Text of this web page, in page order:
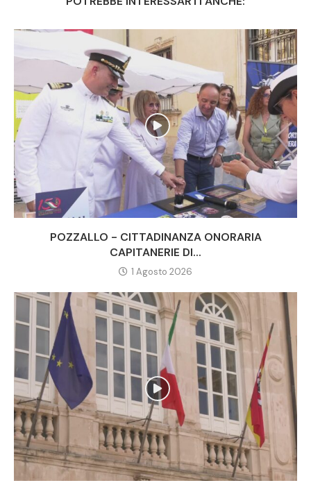
POZZALLO - CITTADINANZA ONORARIA
CAPITANERIE DI...
1 Agosto 2026